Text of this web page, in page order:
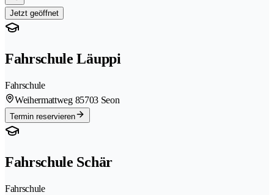
Jetzt geöffnet
Fahrschule Läuppi
Fahrschule
Weihermattweg 85703 Seon
Termin reservieren
Fahrschule Schär
Fahrschule